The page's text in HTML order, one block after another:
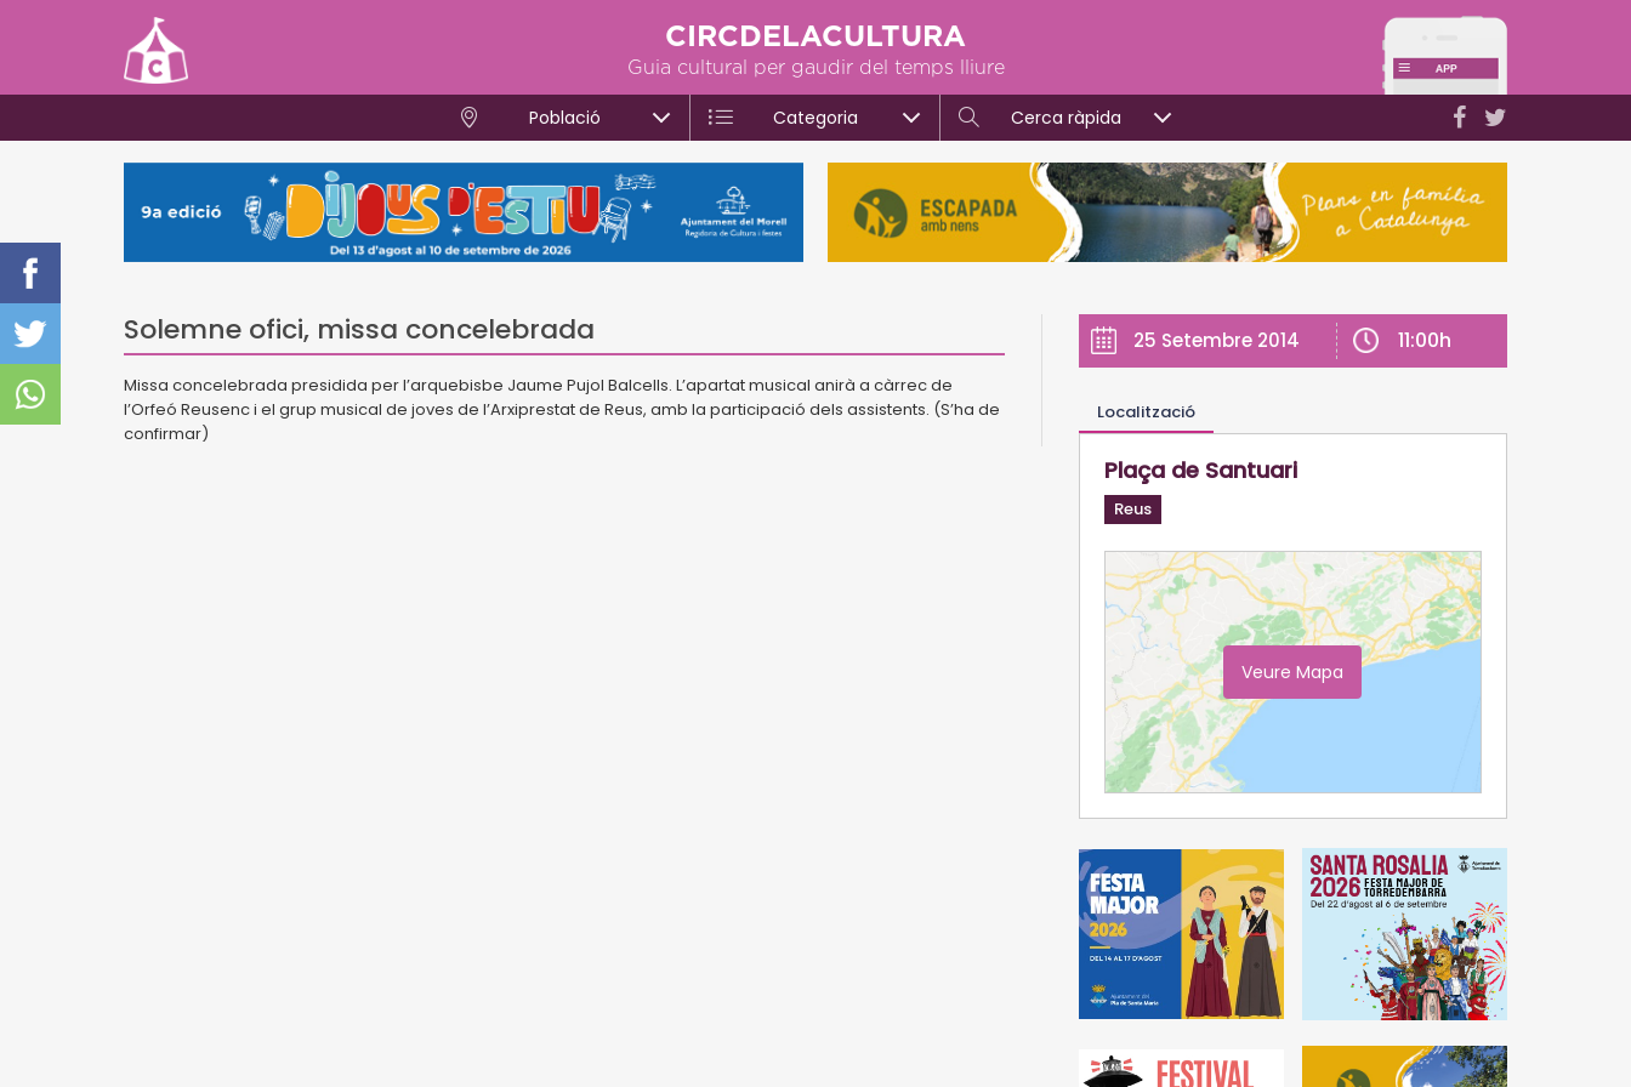
CIRCDELACULTURA
Guia cultural per gaudir del temps lliure
Població Categoria Cerca ràpida
Solemne ofici, missa concelebrada
Missa concelebrada presidida per l’arquebisbe Jaume Pujol Balcells. L’apartat musical anirà a càrrec de
l’Orfeó Reusenc i el grup musical de joves de l’Arxiprestat de Reus, amb la participació dels assistents. (S’ha de
confirmar)
25 Setembre 2014 11:00h
Localització
Plaça de Santuari
Reus
Veure Mapa